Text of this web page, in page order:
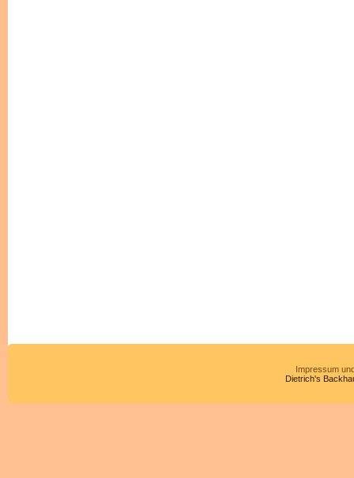
Impressum
Dietrich's